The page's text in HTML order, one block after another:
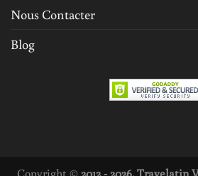
Nous Contacter
Blog